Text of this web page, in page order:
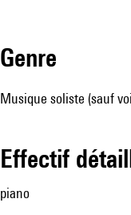
genre
Musique soliste (sauf
effectif
piano